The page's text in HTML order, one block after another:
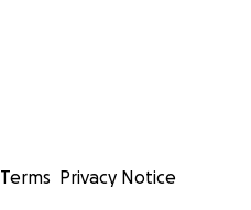
Terms Privacy Notice